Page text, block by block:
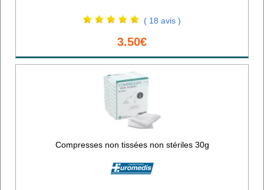
( 18 avis )
3.50€
Compresses non tissées non stériles 30g